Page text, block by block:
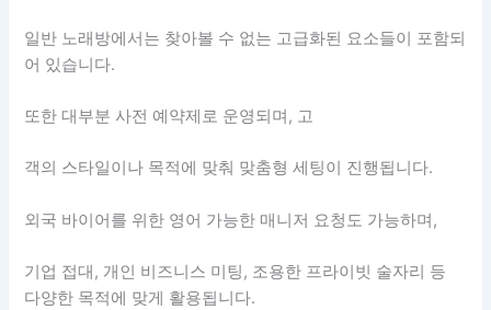
일반 노래방에서는 찾아볼 수 없는 고급화된 요소들이 포함되
어 있습니다.
또한 대부분 사전 예약제로 운영되며, 고
객의 스타일이나 목적에 맞춰 맞춤형 세팅이 진행됩니다.
외국 바이어를 위한 영어 가능한 매니저 요청도 가능하며,
기업 접대, 개인 비즈니스 미팅, 조용한 프라이빗 술자리 등
다양한 목적에 맞게 활용됩니다.